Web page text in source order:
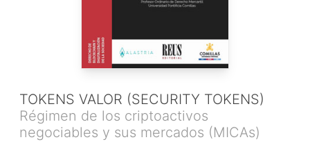
TOKENS VALOR (SECURITY TOKENS)
Régimen de los criptoactivos
negociables y sus mercados (MICAs)